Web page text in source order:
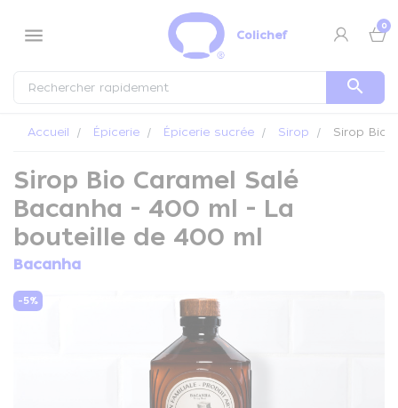
menu Colichef
0
search
Accueil Épicerie Épicerie sucrée Sirop Sirop Bio
Sirop Bio Caramel Salé
Bacanha - 400 ml - La
bouteille de 400 ml
Bacanha
-5%